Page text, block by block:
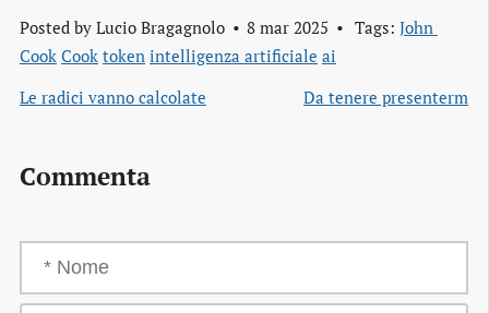
Posted by Lucio Bragagnolo 8 mar 2025 Tags: John
Cook Cook token intelligenza artificiale ai
Le radici vanno calcolate
Da tenere presenterm
Commenta